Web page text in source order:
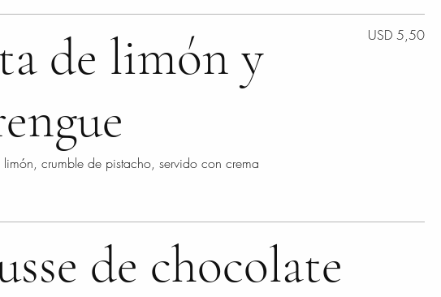
de limón y
crumble de pistacho, servido con crema
USD 5,50
de chocolate